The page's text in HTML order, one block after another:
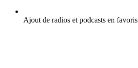
Ajout de radios et podcasts en favoris